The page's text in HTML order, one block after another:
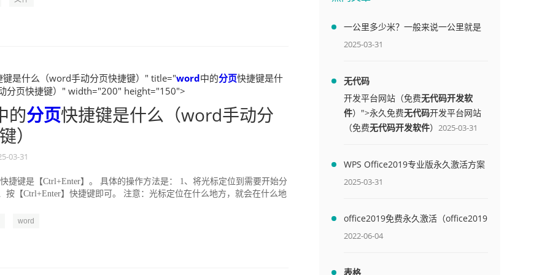
键是什么（word手动分页快捷键）" title="word中的分页快捷键是什
分页快捷键）" width="200" height="150">
的分页快捷键是什么（word手动分
）
03-31
捷键是【Ctrl+Enter】。 具体的操作方法是： 1、将光标定位到需要开始分
按【Ctrl+Enter】快捷键即可。 注意：光标定位在什么地方，就会在什么地
word
一公里多少米？一般来说一公里就是
1000米
2025-03-31
无代码
开发平台网站（免费无代码开发软
件）">永久免费无代码开发平台网站
（免费无代码开发软件） 2025-03-31
WPS Office2019专业版永久激活方案
(附终身授权序列号)
2025-03-31
office2019免费永久激活（office2019
免费永久激活码）
2022-06-04
表格